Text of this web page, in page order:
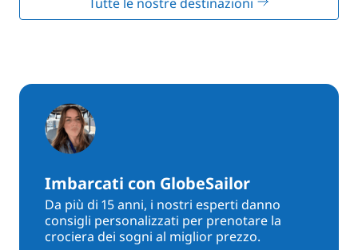
Imbarcati con GlobeSailor
Da più di 15 anni, i nostri esperti danno
consigli personalizzati per prenotare la
crociera dei sogni al miglior prezzo.